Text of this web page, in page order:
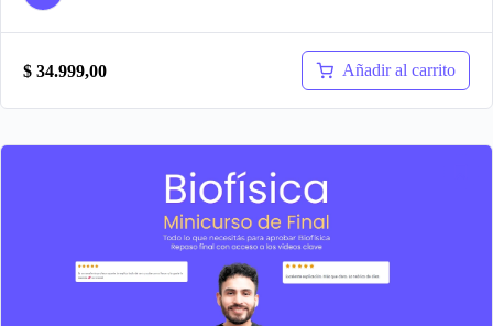
$ 34.999,00 Añadir al carrito